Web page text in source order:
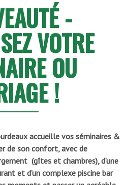
-
VOTRE
OU
!
accueille vos séminaires &
de son confort, avec de
(gîtes et chambres), d’une
et d’un complexe piscine bar